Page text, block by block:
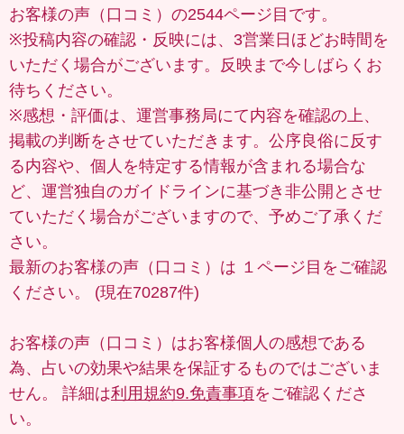
お客様の声（口コミ）の2544ページ目です。
※投稿内容の確認・反映には、3営業日ほどお時間を
いただく場合がございます。反映まで今しばらくお
待ちください。
※感想・評価は、運営事務局にて内容を確認の上、
掲載の判断をさせていただきます。公序良俗に反す
る内容や、個人を特定する情報が含まれる場合な
ど、運営独自のガイドラインに基づき非公開とさせ
ていただく場合がございますので、予めご了承くだ
さい。
最新のお客様の声（口コミ）は １ページ目 をご確認
ください。 (現在70287件)
お客様の声（口コミ）はお客様個人の感想である
為、占いの効果や結果を保証するものではございま
せん。 詳細は利用規約9.免責事項をご確認くださ
い。